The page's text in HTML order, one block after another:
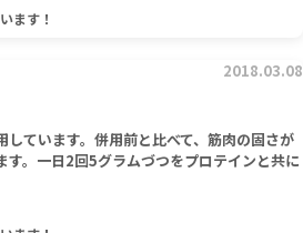
ます！
2018.03.08
しています。併用前と比べて、筋肉の固さが
す。一日2回5グラムづつをプロテインと共に